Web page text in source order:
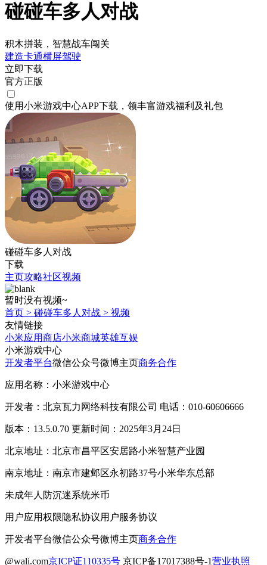
碰碰车多人对战
积木拼装，智慧战车闯关
建造卡通横屏驾驶
立即下载
官方正版
使用小米游戏中心APP下载 ，领丰富游戏福利 及礼包
碰碰车多人对战
下载
主页攻略社区视频
暂时没有视频~
首页 > 碰碰车多人对战 > 视频
友情链接
小米应用商店小米商城英雄互娱
小米游戏中心
开发者平台微信公众号微博主页商务合作
应用名称：小米游戏中心
开发者：北京瓦力网络科技有限公司 电话：010-60606666
版本：13.5.0.70 更新时间：2025年3月24日
北京地址：北京市昌平区安居路小米智慧产业园
南京地址：南京市建邺区永初路37号小米华东总部
未成年人防沉迷系统米币
用户应用权限隐私协议用户服务协议
开发者平台微信公众号微博主页商务合作
@wali.com京ICP证110335号 京ICP备17017388号-1营业执照